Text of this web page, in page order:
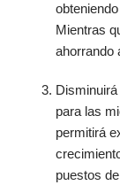
Mientras
ahorrando
para las
permitirá
puestos